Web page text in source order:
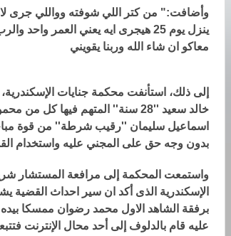
وأضافت:" من كتر اللي شوفته وواللي جرى
ينزل يوم 25 هيجرى ايه يعني العمر
معاكو ان شاء الله وربنا يقويني
إلى ذلك، استأنفت محكمة جنايات
خالد سعيد ''28 سنة'' المتهم
اسماعيل سليمان ''رقيب شرطة'' من قوة
بدون وجه حق على المجني عليه واستخدام
واستمعت المحكمة إلى مرافعة المستشار
الإسكندرية الذى أكد ان سير احداث القضية
برفقة الشاهد الاول محمد رضوان ممسكا بيده
عليه قام بالدلوف إلى أحد محال الإنترنت